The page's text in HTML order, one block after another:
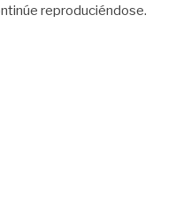
reproduciéndose.